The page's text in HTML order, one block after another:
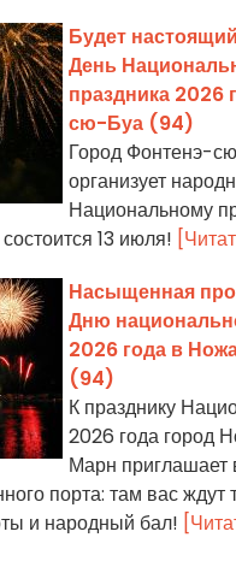
Будет
День
праздника 2026
сю-Буа (94)
Город Фонтенэ-
организует
Национальному
13 июля!
Насыщенная
Дню
2026 года в
(94)
К празднику
2026 года город
Марн приглашает
порта: там вас
и народный бал!